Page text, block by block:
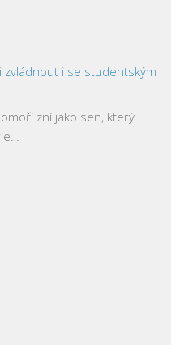
zvládnout i se studentským
zní jako sen, který